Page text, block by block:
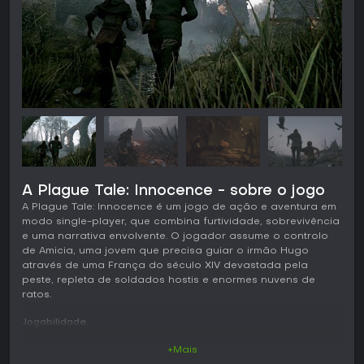
A Plague Tale: Innocence - sobre o jogo
A Plague Tale: Innocence é um jogo de ação e aventura em
modo single-player, que combina furtividade, sobrevivência
e uma narrativa envolvente. O jogador assume o controlo
de Amicia, uma jovem que precisa guiar o irmão Hugo
através de uma França do século XIV devastada pela
peste, repleta de soldados hostis e enormes nuvens de
ratos.
Jogabilidade
+Mais